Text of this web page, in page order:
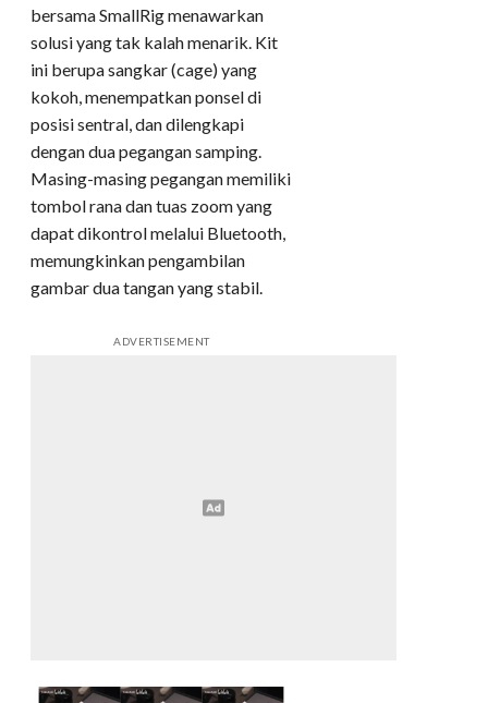
bersama SmallRig menawarkan
solusi yang tak kalah menarik. Kit
ini berupa sangkar (cage) yang
kokoh, menempatkan ponsel di
posisi sentral, dan dilengkapi
dengan dua pegangan samping.
Masing-masing pegangan memiliki
tombol rana dan tuas zoom yang
dapat dikontrol melalui Bluetooth,
memungkinkan pengambilan
gambar dua tangan yang stabil.
ADVERTISEMENT